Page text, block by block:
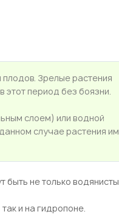
Зрелые растения
этот период без боязни.
слоем) или водной
случае растения
не только
и на гидропоне.